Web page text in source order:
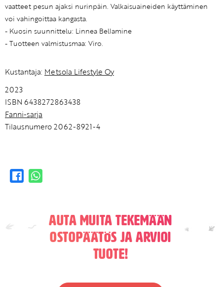
vaatteet pesun ajaksi nurinpäin. Valkaisuaineiden käyttäminen
voi vahingoittaa kangasta.
- Kuosin suunnittelu: Linnea Bellamine
- Tuotteen valmistusmaa: Viro.
Kustantaja: Metsola Lifestyle Oy
2023
ISBN 6438272863438
Fanni-sarja
Tilausnumero 2062-8921-4
Auta muita tekemään
ostopäätös ja arvioi
tuote!